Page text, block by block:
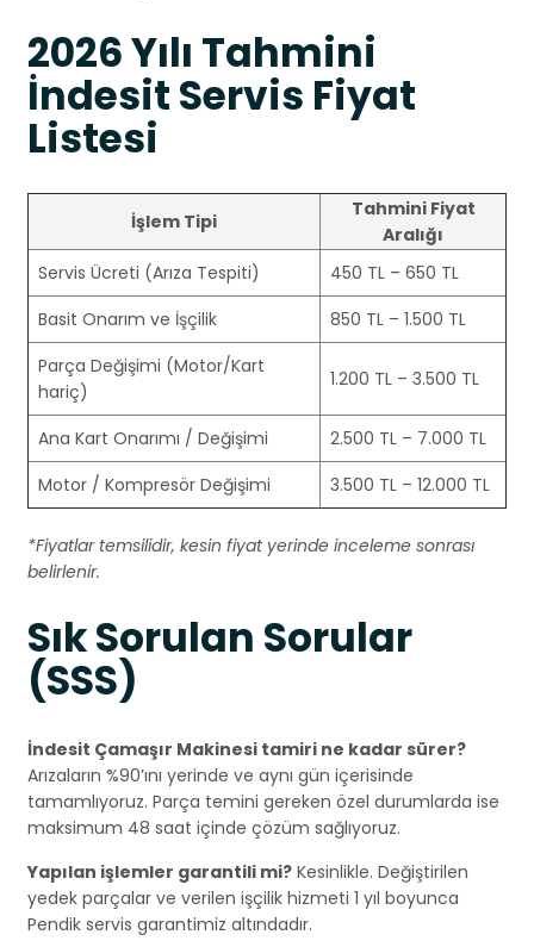
2026 Yılı Tahmini
İndesit Servis Fiyat
Listesi
İşlem Tipi
Tahmini Fiyat
Aralığı
Servis Ücreti (Arıza Tespiti)
450 TL – 650 TL
Basit Onarım ve İşçilik
850 TL – 1.500 TL
Parça Değişimi (Motor/Kart
hariç)
1.200 TL – 3.500 TL
Ana Kart Onarımı / Değişimi
2.500 TL – 7.000 TL
Motor / Kompresör Değişimi
3.500 TL – 12.000 TL
*Fiyatlar temsilidir, kesin fiyat yerinde inceleme sonrası
belirlenir.
Sık Sorulan Sorular
(SSS)
İndesit Çamaşır Makinesi tamiri ne kadar sürer?
Arızaların %90’ını yerinde ve aynı gün içerisinde
tamamlıyoruz. Parça temini gereken özel durumlarda ise
maksimum 48 saat içinde çözüm sağlıyoruz.
Yapılan işlemler garantili mi? Kesinlikle. Değiştirilen
yedek parçalar ve verilen işçilik hizmeti 1 yıl boyunca
Pendik servis garantimiz altındadır.